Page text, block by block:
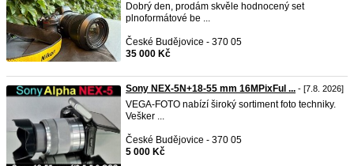
Dobrý den, prodám skvěle hodnocený set
plnoformátové be ...
České Budějovice - 370 05
35 000 Kč
Sony NEX-5N+18-55 mm 16MPixFul ... - [7.8. 2026]
VEGA-FOTO nabízí široký sortiment foto techniky.
Vešker ...
České Budějovice - 370 05
5 000 Kč